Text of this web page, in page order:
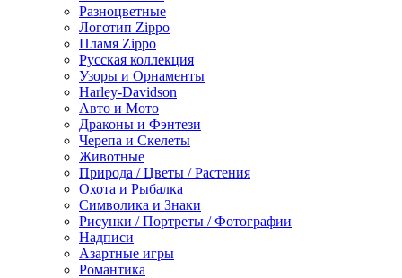
Разноцветные
Логотип Zippo
Пламя Zippo
Русская коллекция
Узоры и Орнаменты
Harley-Davidson
Авто и Мото
Драконы и Фэнтези
Черепа и Скелеты
Животные
Природа / Цветы / Растения
Охота и Рыбалка
Символика и Знаки
Рисунки / Портреты / Фотографии
Надписи
Азартные игры
Романтика